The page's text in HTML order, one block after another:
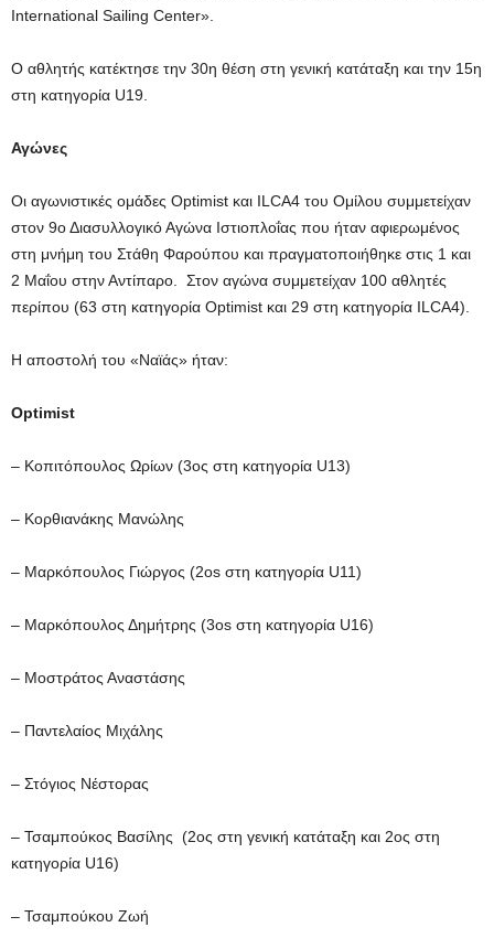
International Sailing Center».
Ο αθλητής κατέκτησε την 30η θέση στη γενική κατάταξη και την 15η
στη κατηγορία U19.
Αγώνες
Οι αγωνιστικές ομάδες Οptimist και ILCA4 του Ομίλου συμμετείχαν
στον 9ο Διασυλλογικό Αγώνα Ιστιοπλοΐας που ήταν αφιερωμένος
στη μνήμη του Στάθη Φαρούπου και πραγματοποιήθηκε στις 1 και
2 Μαΐου στην Αντίπαρο. Στον αγώνα συμμετείχαν 100 αθλητές
περίπου (63 στη κατηγορία Optimist και 29 στη κατηγορία ILCA4).
Η αποστολή του «Ναϊάς» ήταν:
Optimist
– Κοπιτόπουλος Ωρίων (3ος στη κατηγορία U13)
– Κορθιανάκης Μανώλης
– Μαρκόπουλος Γιώργος (2os στη κατηγορία U11)
– Μαρκόπουλος Δημήτρης (3os στη κατηγορία U16)
– Μοστράτος Αναστάσης
– Παντελαίος Μιχάλης
– Στόγιος Νέστορας
– Τσαμπούκος Βασίλης (2ος στη γενική κατάταξη και 2ος στη
κατηγορία U16)
– Τσαμπούκου Ζωή